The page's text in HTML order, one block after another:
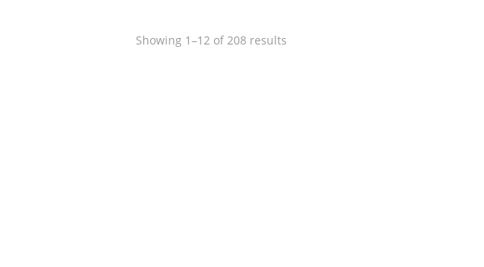
Showing 1–12 of 208 results